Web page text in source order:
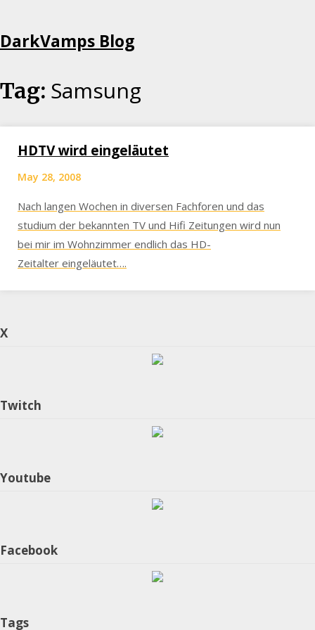
to
DarkVamps Blog
Tag: Samsung
HDTV wird eingeläutet
May 28, 2008
Nach langen Wochen in diversen Fachforen und das
studium der bekannten TV und Hifi Zeitungen wird nun
bei mir im Wohnzimmer endlich das HD-
Zeitalter eingeläutet….
X
Twitch
Youtube
Facebook
Tags